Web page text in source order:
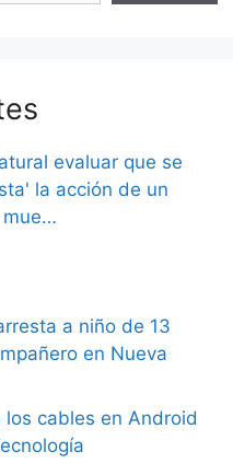
evaluar que se
la acción de un
mue…
a niño de 13
en Nueva
cables en Android